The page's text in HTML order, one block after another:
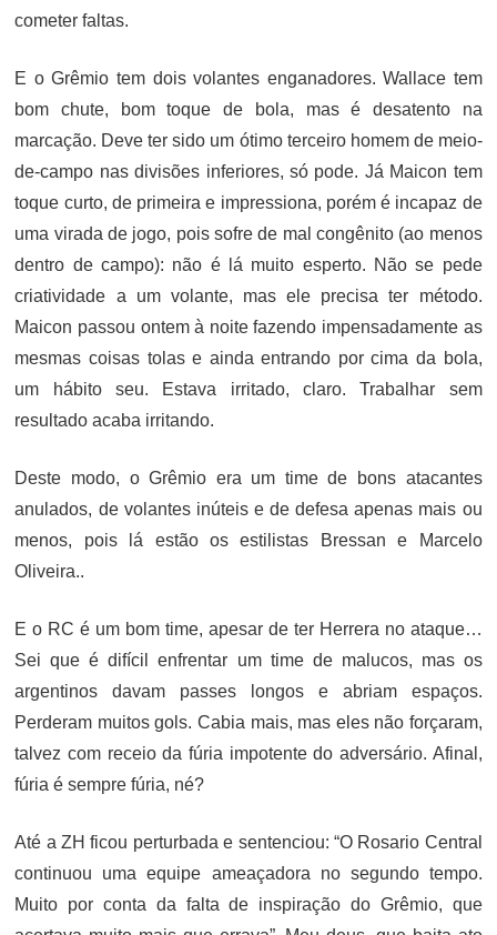
cometer faltas.
E o Grêmio tem dois volantes enganadores. Wallace tem
bom chute, bom toque de bola, mas é desatento na
marcação. Deve ter sido um ótimo terceiro homem de meio-
de-campo nas divisões inferiores, só pode. Já Maicon tem
toque curto, de primeira e impressiona, porém é incapaz de
uma virada de jogo, pois sofre de mal congênito (ao menos
dentro de campo): não é lá muito esperto. Não se pede
criatividade a um volante, mas ele precisa ter método.
Maicon passou ontem à noite fazendo impensadamente as
mesmas coisas tolas e ainda entrando por cima da bola,
um hábito seu. Estava irritado, claro. Trabalhar sem
resultado acaba irritando.
Deste modo, o Grêmio era um time de bons atacantes
anulados, de volantes inúteis e de defesa apenas mais ou
menos, pois lá estão os estilistas Bressan e Marcelo
Oliveira..
E o RC é um bom time, apesar de ter Herrera no ataque…
Sei que é difícil enfrentar um time de malucos, mas os
argentinos davam passes longos e abriam espaços.
Perderam muitos gols. Cabia mais, mas eles não forçaram,
talvez com receio da fúria impotente do adversário. Afinal,
fúria é sempre fúria, né?
Até a ZH ficou perturbada e sentenciou: “O Rosario Central
continuou uma equipe ameaçadora no segundo tempo.
Muito por conta da falta de inspiração do Grêmio, que